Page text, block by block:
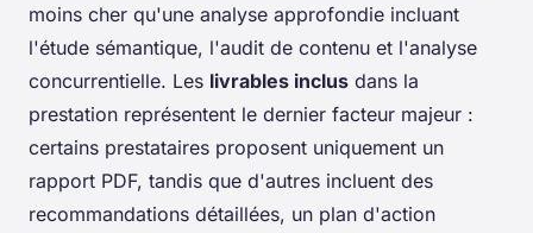
moins cher qu'une analyse approfondie incluant
l'étude sémantique, l'audit de contenu et l'analyse
concurrentielle. Les livrables inclus dans la
prestation représentent le dernier facteur majeur :
certains prestataires proposent uniquement un
rapport PDF, tandis que d'autres incluent des
recommandations détaillées, un plan d'action